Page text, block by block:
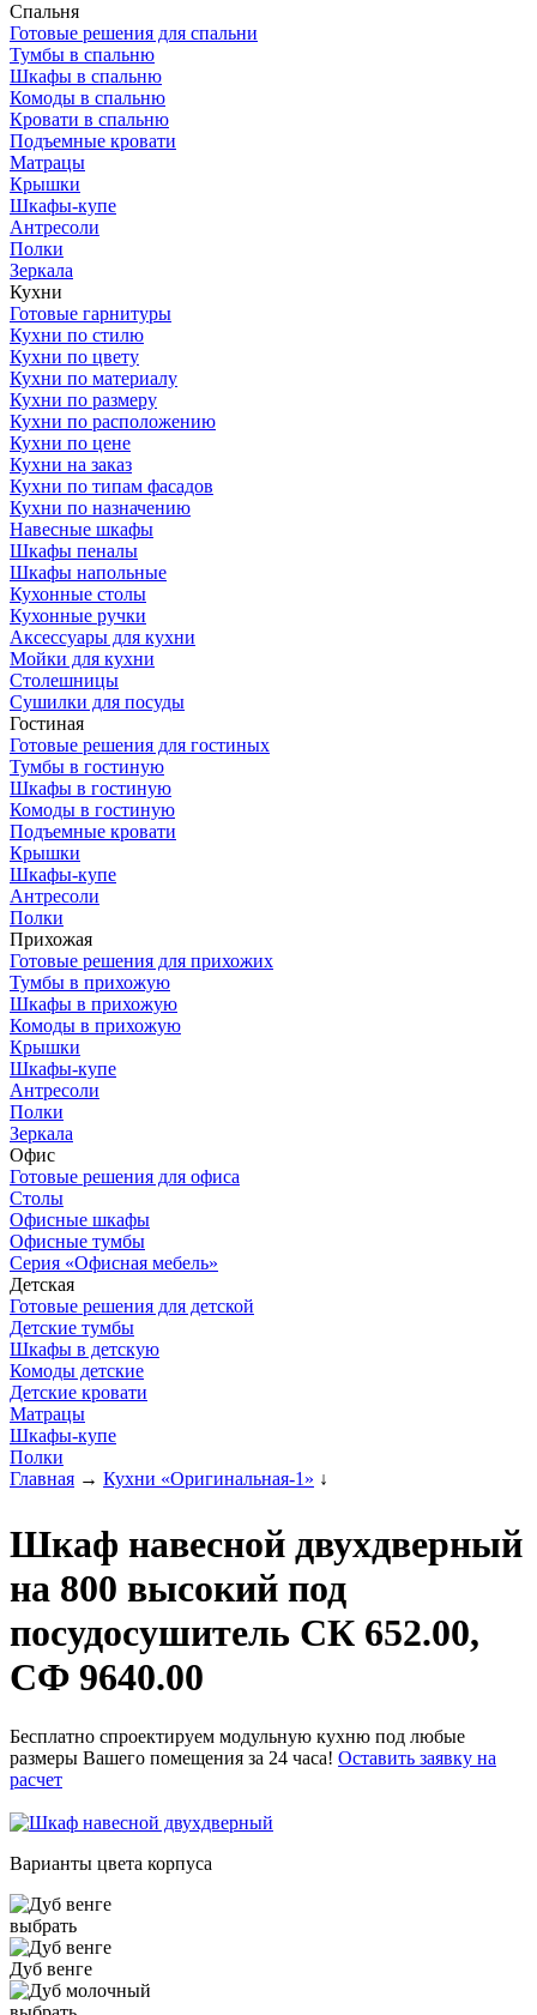
Спальня
Готовые решения для спальни
Тумбы в спальню
Шкафы в спальню
Комоды в спальню
Кровати в спальню
Подъемные кровати
Матрацы
Крышки
Шкафы-купе
Антресоли
Полки
Зеркала
Кухни
Готовые гарнитуры
Кухни по стилю
Кухни по цвету
Кухни по материалу
Кухни по размеру
Кухни по расположению
Кухни по цене
Кухни на заказ
Кухни по типам фасадов
Кухни по назначению
Навесные шкафы
Шкафы пеналы
Шкафы напольные
Кухонные столы
Кухонные ручки
Аксессуары для кухни
Мойки для кухни
Столешницы
Сушилки для посуды
Гостиная
Готовые решения для гостиных
Тумбы в гостиную
Шкафы в гостиную
Комоды в гостиную
Подъемные кровати
Крышки
Шкафы-купе
Антресоли
Полки
Прихожая
Готовые решения для прихожих
Тумбы в прихожую
Шкафы в прихожую
Комоды в прихожую
Крышки
Шкафы-купе
Антресоли
Полки
Зеркала
Офис
Готовые решения для офиса
Столы
Офисные шкафы
Офисные тумбы
Серия «Офисная мебель»
Детская
Готовые решения для детской
Детские тумбы
Шкафы в детскую
Комоды детские
Детские кровати
Матрацы
Шкафы-купе
Полки
Главная → Кухни «Оригинальная-1» ↓
Шкаф навесной двухдверный
на 800 высокий под
посудосушитель СК 652.00,
СФ 9640.00
Бесплатно спроектируем модульную кухню под любые
размеры Вашего помещения за 24 часа! Оставить заявку на
расчет
Варианты цвета корпуса
выбрать
Дуб венге